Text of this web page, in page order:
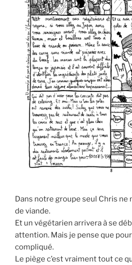
Dans notre groupe seul Chris ne
de viande.
Et un végétarien arrivera à se
attention. Mais je pense que
compliqué.
Le piège c’est vraiment tout ce